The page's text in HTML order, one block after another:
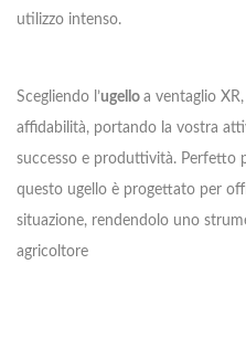
utilizzo intenso.
Scegliendo l’ugello a ventaglio
affidabilità, portando la vostra
successo e produttività. Perfetto
questo ugello è progettato per
situazione, rendendolo uno
agricoltore